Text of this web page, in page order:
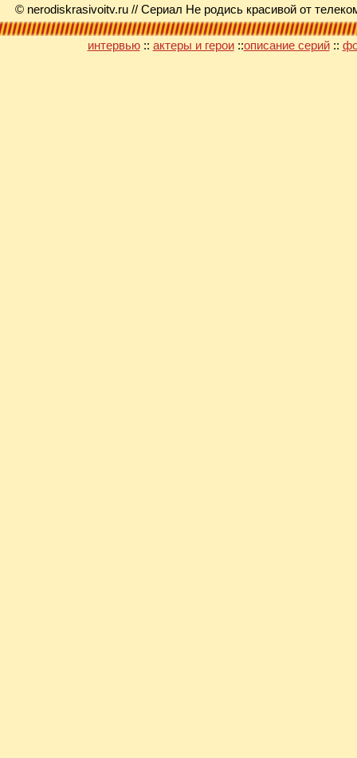
© nerodiskrasivoitv.ru // Сериал Не родись красивой от
интервью:: актеры и герои::описание серий::